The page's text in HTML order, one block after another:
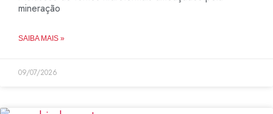
mineração
SAIBA MAIS »
09/07/2026